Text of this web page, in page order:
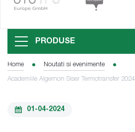
PRODUSE
Home Noutati si evenimente
Academiile Algernon Siser Termotransfer 2024
01-04-2024